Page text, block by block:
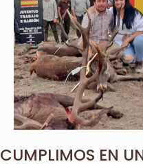
CUMPLIMOS EN